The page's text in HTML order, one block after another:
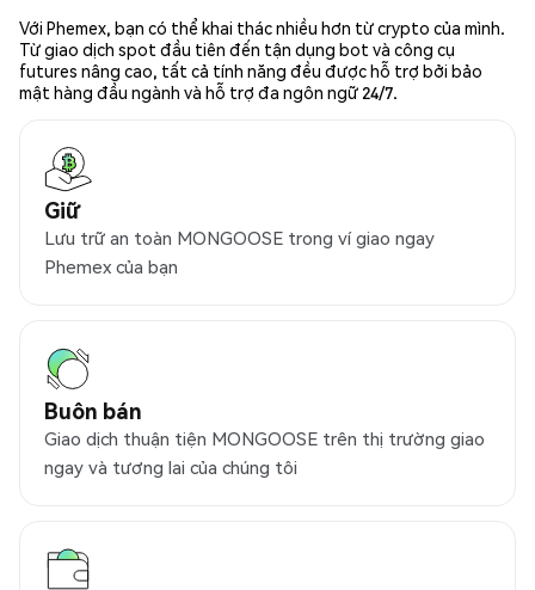
Với Phemex, bạn có thể khai thác nhiều hơn từ crypto của mình.
Từ giao dịch spot đầu tiên đến tận dụng bot và công cụ
futures nâng cao, tất cả tính năng đều được hỗ trợ bởi bảo
mật hàng đầu ngành và hỗ trợ đa ngôn ngữ 24/7.
Giữ
Lưu trữ an toàn MONGOOSE trong ví giao ngay
Phemex của bạn
Buôn bán
Giao dịch thuận tiện MONGOOSE trên thị trường giao
ngay và tương lai của chúng tôi